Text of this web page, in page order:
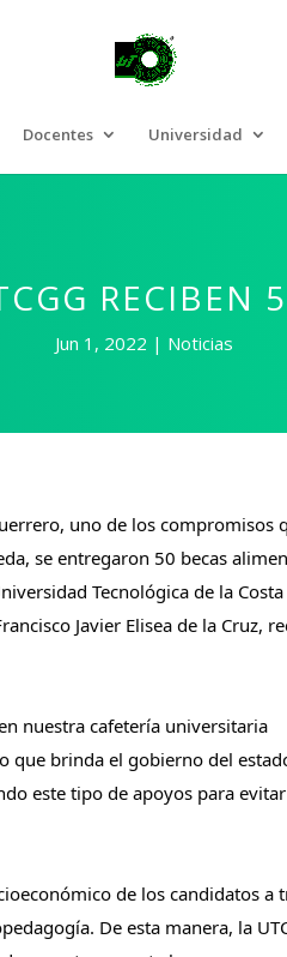
Docentes Universidad
RECIBEN
Jun 1, 2022 Noticias
uno de los compromisos
se entregaron 50 becas
Tecnológica de la Costa
Javier Elisea de la Cruz,
de
nuestra cafetería universitaria
que brinda el gobierno del
este tipo de apoyos para
de los candidatos a
De esta manera, la